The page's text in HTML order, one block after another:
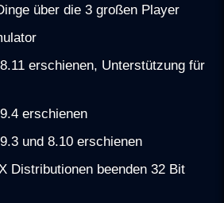
über die 3 großen Player
erschienen, Unterstützung für
erschienen
und 8.10 erschienen
Distributionen beenden 32 Bit